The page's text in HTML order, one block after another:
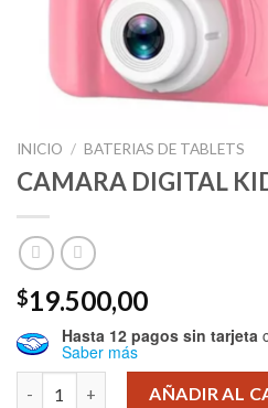
INICIO / BATERIAS DE TABLETS
CAMARA DIGITAL
$19.500,00
Hasta 12 pagos sin tarjeta
Saber más
CAMARA DIGITAL KIDS cantidad
AÑADIR AL